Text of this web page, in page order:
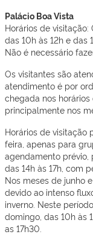
Palácio Boa Vista
Horários de
das 10h às 12h e das
Não é necessário
Os visitantes são
atendimento é por
chegada nos horários
principalmente nos
Horários de visitação
feira, apenas para
agendamento prévio,
das 14h às 17h, com
Nos meses de junho
devido ao intenso
inverno. Neste
domingo, das 10h às
as 17h30.